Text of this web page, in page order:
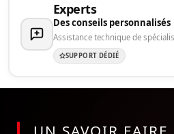
Experts
Des conseils personnalisés
Assistance technique de
SUPPORT DÉDIÉ